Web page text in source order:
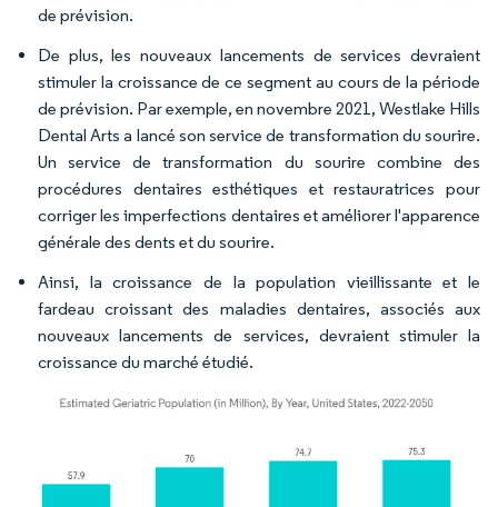
de prévision.
De plus, les nouveaux lancements de services devraient
stimuler la croissance de ce segment au cours de la période
de prévision. Par exemple, en novembre 2021, Westlake Hills
Dental Arts a lancé son service de transformation du sourire.
Un service de transformation du sourire combine des
procédures dentaires esthétiques et restauratrices pour
corriger les imperfections dentaires et améliorer l'apparence
générale des dents et du sourire.
Ainsi, la croissance de la population vieillissante et le
fardeau croissant des maladies dentaires, associés aux
nouveaux lancements de services, devraient stimuler la
croissance du marché étudié.